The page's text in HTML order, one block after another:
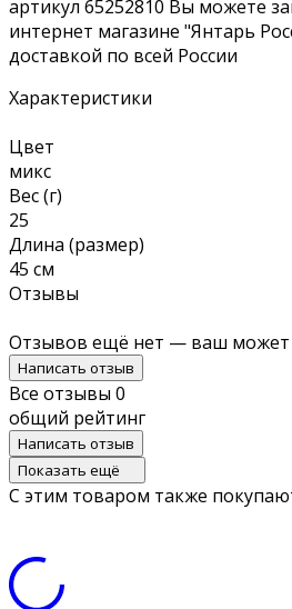
артикул 65252810 Вы можете
интернет магазине "Янтарь
доставкой по всей России
Характеристики
Цвет
микс
Вес (г)
25
Длина (размер)
45 см
Отзывы
Отзывов ещё нет — ваш может
Написать отзыв
Все отзывы 0
общий рейтинг
Написать отзыв
Показать ещё
С этим товаром также